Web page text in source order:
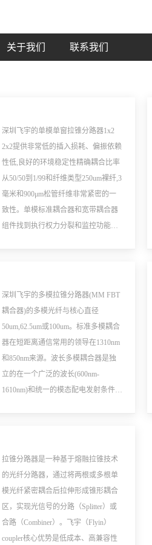
关于我们 联系我们
深圳飞宇的单模单窗拉锥分路器1x2
2x2提供非常低的插入损耗、偏振依赖
性低,良好的环境稳定性精确耦合比率
从50/50到1/99和纤维类型250um裸纤,3
毫米和900μm松管纤维非常紧密的一
致性。单模标准耦合器和宽带耦合器
组件找到执行权力分裂和监控功能广
深圳飞宇的多模拉锥分路器(MM FBT
耦合器)的多模光纤与核心直径
50um,62.5um或100um。标准多模耦合
器在短距离通信常用的领导在1310nm
和850nm来源。波长多模耦合器是独
立的在一个广泛的波长(600nm-
1610nm)和统一的模态配电发射条件,
拉锥分路器是一种基于​​熔融拉锥技术​​
的光纤分路器，通过将两根或多根单
模光纤紧密耦合后拉伸形成锥形耦合
区，实现光信号的分路（Splitter）或
合路（Combiner）。飞宇（Flyin）
coupler核心优势是​​低成本、高兼容性​​